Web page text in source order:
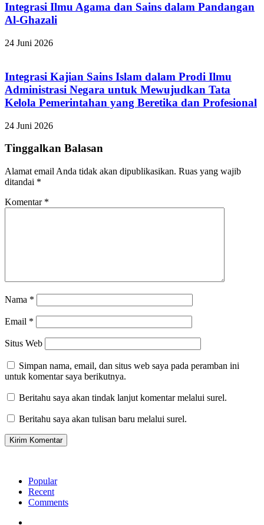
Integrasi Ilmu Agama dan Sains dalam Pandangan
Al-Ghazali
24 Juni 2026
Integrasi Kajian Sains Islam dalam Prodi Ilmu
Administrasi Negara untuk Mewujudkan Tata
Kelola Pemerintahan yang Beretika dan Profesional
24 Juni 2026
Tinggalkan Balasan
Alamat email Anda tidak akan dipublikasikan. Ruas yang wajib
ditandai *
Komentar *
Nama *
Email *
Situs Web
Simpan nama, email, dan situs web saya pada peramban ini
untuk komentar saya berikutnya.
Beritahu saya akan tindak lanjut komentar melalui surel.
Beritahu saya akan tulisan baru melalui surel.
Popular
Recent
Comments